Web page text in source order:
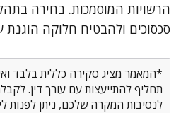
הרשויות המוסמכות. בחירה
סכסוכים ולהבטיח חלוקה הוגנת
*המאמר מציג סקירה כללית בלבד
תחליף להתייעצות עם עורך דין.
לנסיבות המקרה שלכם, ניתן לפנות